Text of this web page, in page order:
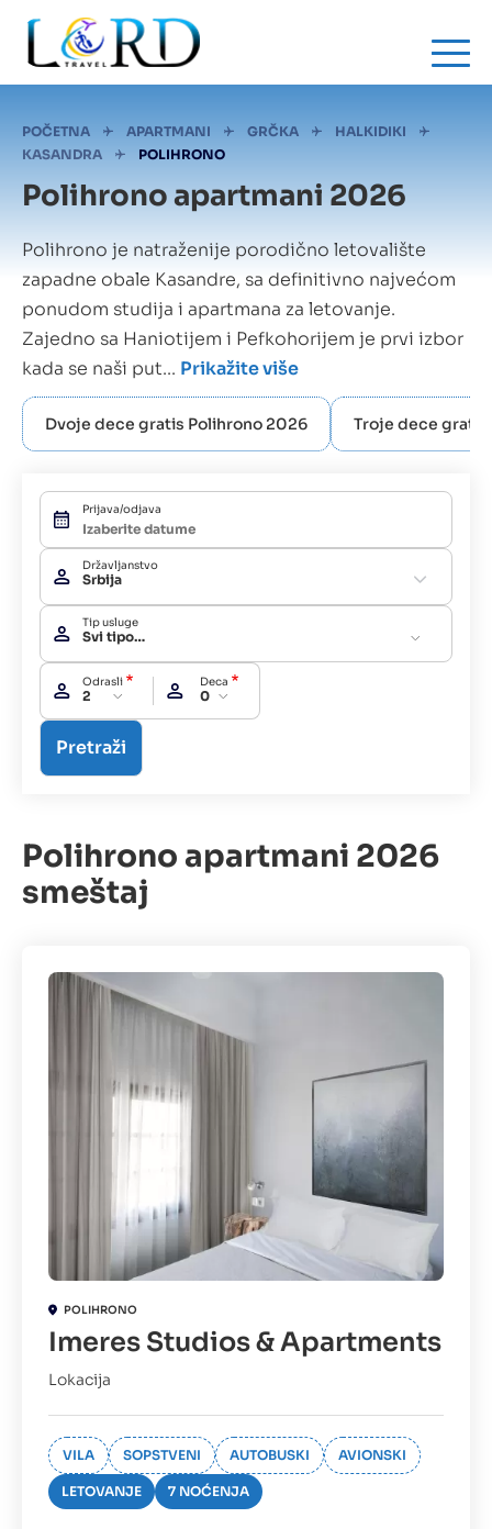
main
content
Mrvice
POČETNA APARTMANI GRČKA
HALKIDIKI
KASANDRA
POLIHRONO
Polihrono apartmani 2026
Polihrono je natraženije porodično letovalište
zapadne obale Kasandre, sa definitivno najvećom
ponudom studija i apartmana za letovanje.
Zajedno sa Haniotijem i Pefkohorijem je prvi izbor
kada se naši put... Prikažite više
Dvoje dece gratis Polihrono 2026 Troje dece
Prijava/odjava
Državljanstvo
Srbija
Tip usluge
Svi tipovi usluga
Odrasli
2
Deca
0
Polihrono apartmani 2026
smeštaj
POLIHRONO
Imeres Studios & Apartments
Lokacija
VILA SOPSTVENI AUTOBUSKI AVIONSKI
LETOVANJE 7 NOĆENJA